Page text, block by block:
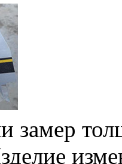
замер